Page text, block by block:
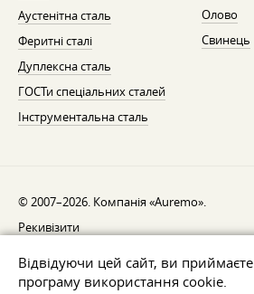
Відвідуючи цей сайт, ви приймаєте
програму використання cookie.
Аустенітна сталь
Феритні сталі
Дуплексна сталь
ГОСТи спеціальних сталей
Інструментальна сталь
Олово
Свинець
© 2007–2026. Компанія «Auremo».
Рекивізити
Повідомлення про відкликання